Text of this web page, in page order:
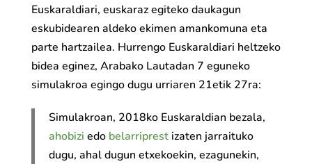
Euskaraldiari, euskaraz egiteko daukagun
eskubidearen aldeko ekimen amankomuna eta
parte hartzailea. Hurrengo Euskaraldiari heltzeko
bidea eginez, Arabako Lautadan 7 eguneko
simulakroa egingo dugu urriaren 21etik 27ra:
Simulakroan, 2018ko Euskaraldian bezala,
ahobizi edo belarriprestizaten jarraituko
dugu, ahal dugun etxekoekin, ezagunekin,